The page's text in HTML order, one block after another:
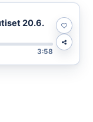
20.6.
3:58